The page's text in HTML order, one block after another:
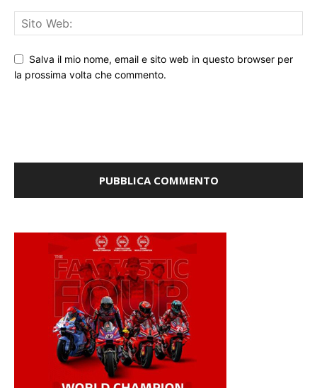
Salva il mio nome, email e sito web in questo browser per
la prossima volta che commento.